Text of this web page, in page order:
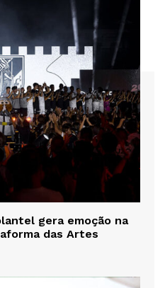
gera emoção na
das Artes